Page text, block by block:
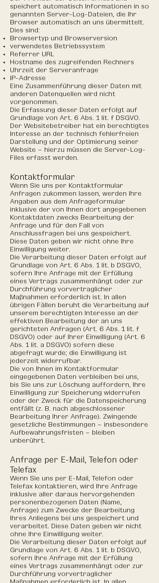
speichert automatisch Informationen in so
genannten Server-Log-Dateien, die Ihr
Browser automatisch an uns übermittelt.
Dies sind:
Browsertyp und Browserversion
verwendetes Betriebssystem
Referrer URL
Hostname des zugreifenden Rechners
Uhrzeit der Serveranfrage
IP-Adresse
Eine Zusammenführung dieser Daten mit
anderen Datenquellen wird nicht
vorgenommen.
Die Erfassung dieser Daten erfolgt auf
Grundlage von Art. 6 Abs. 1 lit. f DSGVO.
Der Websitebetreiber hat ein berechtigtes
Interesse an der technisch fehlerfreien
Darstellung und der Optimierung seiner
Website – hierzu müssen die Server-Log-
Files erfasst werden.
Kontaktformular
Wenn Sie uns per Kontaktformular
Anfragen zukommen lassen, werden Ihre
Angaben aus dem Anfrageformular
inklusive der von Ihnen dort angegebenen
Kontaktdaten zwecks Bearbeitung der
Anfrage und für den Fall von
Anschlussfragen bei uns gespeichert.
Diese Daten geben wir nicht ohne Ihre
Einwilligung weiter.
Die Verarbeitung dieser Daten erfolgt auf
Grundlage von Art. 6 Abs. 1 lit. b DSGVO,
sofern Ihre Anfrage mit der Erfüllung
eines Vertrags zusammenhängt oder zur
Durchführung vorvertraglicher
Maßnahmen erforderlich ist. In allen
übrigen Fällen beruht die Verarbeitung auf
unserem berechtigten Interesse an der
effektiven Bearbeitung der an uns
gerichteten Anfragen (Art. 6 Abs. 1 lit. f
DSGVO) oder auf Ihrer Einwilligung (Art. 6
Abs. 1 lit. a DSGVO) sofern diese
abgefragt wurde; die Einwilligung ist
jederzeit widerrufbar.
Die von Ihnen im Kontaktformular
eingegebenen Daten verbleiben bei uns,
bis Sie uns zur Löschung auffordern, Ihre
Einwilligung zur Speicherung widerrufen
oder der Zweck für die Datenspeicherung
entfällt (z. B. nach abgeschlossener
Bearbeitung Ihrer Anfrage). Zwingende
gesetzliche Bestimmungen – insbesondere
Aufbewahrungsfristen – bleiben
unberührt.
Anfrage per E-Mail, Telefon oder
Telefax
Wenn Sie uns per E-Mail, Telefon oder
Telefax kontaktieren, wird Ihre Anfrage
inklusive aller daraus hervorgehenden
personenbezogenen Daten (Name,
Anfrage) zum Zwecke der Bearbeitung
Ihres Anliegens bei uns gespeichert und
verarbeitet. Diese Daten geben wir nicht
ohne Ihre Einwilligung weiter.
Die Verarbeitung dieser Daten erfolgt auf
Grundlage von Art. 6 Abs. 1 lit. b DSGVO,
sofern Ihre Anfrage mit der Erfüllung
eines Vertrags zusammenhängt oder zur
Durchführung vorvertraglicher
Maßnahmen erforderlich ist. In allen